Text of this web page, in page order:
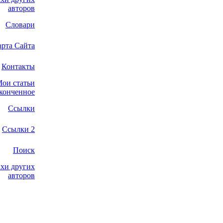
авторов
Словари
Сайта
Контакты
статьи
Ссылки
Ссылки 2
Поиск
других
авторов